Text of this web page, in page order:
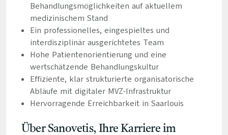
Behandlungsmöglichkeiten auf aktuellem
medizinischem Stand
Ein professionelles, eingespieltes und
interdisziplinär ausgerichtetes Team
Hohe Patientenorientierung und eine
wertschätzende Behandlungskultur
Effiziente, klar strukturierte organisatorische
Abläufe mit digitaler MVZ-Infrastruktur
Hervorragende Erreichbarkeit in Saarlouis
Über Sanovetis, Ihre Karriere im